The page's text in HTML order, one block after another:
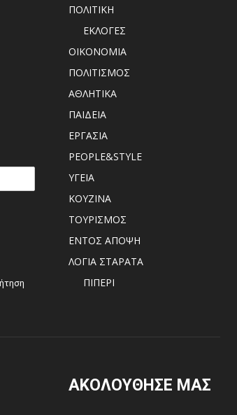
ΠΟΛΙΤΙΚΗ
ΕΚΛΟΓΕΣ
ΟΙΚΟΝΟΜΙΑ
ΠΟΛΙΤΙΣΜΟΣ
ΑΘΛΗΤΙΚΑ
ΠΑΙΔΕΙΑ
ΕΡΓΑΣΙΑ
PEOPLE&STYLE
ΥΓΕΙΑ
ΚΟΥΖΙΝΑ
ΤΟΥΡΙΣΜΟΣ
ΕΝΤΟΣ ΑΠΟΨΗ
ΛΟΓΙΑ ΣΤΑΡΑΤΑ
ΠΙΠΕΡΙ
ΑΚΟΛΟΥΘΗΣΕ ΜΑΣ